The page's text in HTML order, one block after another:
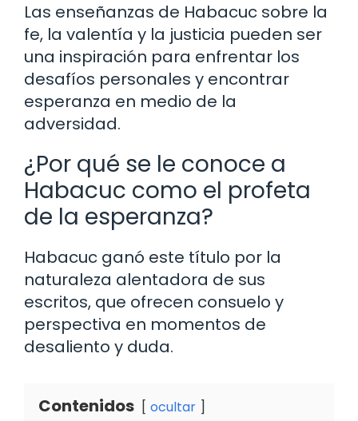
Las enseñanzas de Habacuc sobre la
fe, la valentía y la justicia pueden ser
una inspiración para enfrentar los
desafíos personales y encontrar
esperanza en medio de la
adversidad.
¿Por qué se le conoce a
Habacuc como el profeta
de la esperanza?
Habacuc ganó este título por la
naturaleza alentadora de sus
escritos, que ofrecen consuelo y
perspectiva en momentos de
desaliento y duda.
Contenidos ocultar